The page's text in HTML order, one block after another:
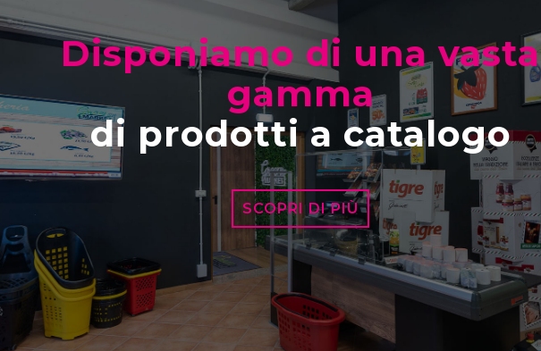
Disponiamo di una vasta
gamma
di prodotti a catalogo
SCOPRI DI PIÙ